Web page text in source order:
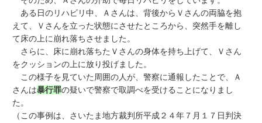
ある日のリハビリ中、Ａさんは、背後からＶさんの両脇を抱
えて、Ｖさんを立った状態にさせたところから、突然手を離し
て床の上に崩れ落ちさせました。
さらに、床に崩れ落ちたＶさんの身体を持ち上げて、Ｖさん
をクッションの上に放り投げました。
この様子を見ていた周囲の人が、警察に通報したことで、Ａ
さんは暴行罪の疑いで警察で取調べを受けることになりまし
た。
（この事例は、さいたま地方裁判所平成２４年７月１７日判決